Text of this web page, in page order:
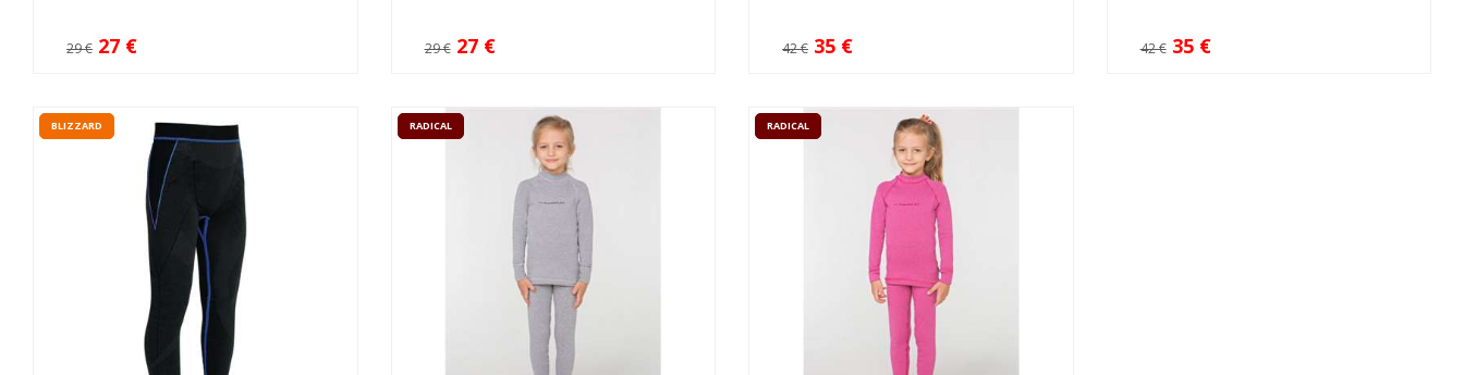
29 € 27 € 29 € 27 € 42 € 35 € 42 € 35 €
BLIZZARD RADICAL RADICAL